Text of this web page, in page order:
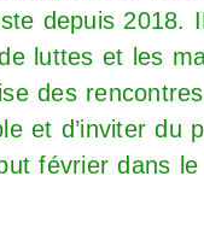
depuis 2018.
luttes et les
des
et d’inviter du
février dans le